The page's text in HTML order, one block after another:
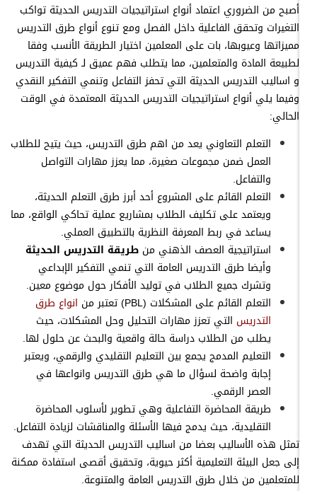
أصبح من الضروري اعتماد أنواع استراتيجيات التدريس الحديثة تواكب
التغيرات وتحقق الفاعلية داخل الفصل ومع تنوع أنواع طرق التدريس
مميزاتها وعيوبها، بات على المعلمين اختيار الطريقة الأنسب وفقا
لطبيعة المادة والمتعلمين، مما يتطلب فهم عميق لـ كيفية التدريس
و اساليب التدريس الحديثة التي تحفز التفاعل وتنمي التفكير النقدي
وفيما يلي أنواع استراتيجيات التدريس الحديثة المعتمدة في الوقت
الحالي:
التعلم التعاوني يعد من اهم طرق التدريس، حيث يتيح للطلاب
العمل ضمن مجموعات صغيرة، مما يعزز مهارات التواصل
والتفاعل.
التعلم القائم على المشروع أحد أبرز طرق التعلم الحديثة،
ويعتمد على تكليف الطلاب بمشاريع عملية تحاكي الواقع، مما
يساعد في ربط المعرفة النظرية بالتطبيق العملي.
استراتيجية العصف الذهني من طريقة التدريس الحديثة
وأيضا طرق التدريس العامة التي تنمي التفكير الإبداعي
وتشرك جميع الطلاب في توليد الأفكار حول موضوع معين.
التعلم القائم على المشكلات (PBL) تعتبر من
انواع طرق
التدريسالتي تعزز مهارات التحليل وحل المشكلات، حيث
يطلب من الطلاب دراسة حالة واقعية والبحث عن حلول لها.
التعليم المدمج يجمع بين التعليم التقليدي والرقمي، ويعتبر
إجابة واضحة لسؤال ما هي طرق التدريس وانواعها في
العصر الرقمي.
طريقة المحاضرة التفاعلية وهي تطوير لأسلوب المحاضرة
التقليدية، حيث يدمج فيها الأسئلة والمناقشات لزيادة التفاعل.
تمثل هذه الأساليب بعضا من اساليب التدريس الحديثة التي تهدف
إلى جعل البيئة التعليمية أكثر حيوية، وتحقيق أقصى استفادة ممكنة
للمتعلمين من خلال طرق التدريس العامة والمتنوعة.